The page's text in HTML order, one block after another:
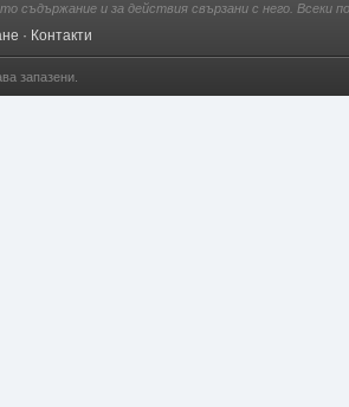
съдържание и за действия свързани с него. Всеки
· Контакти
запазени.